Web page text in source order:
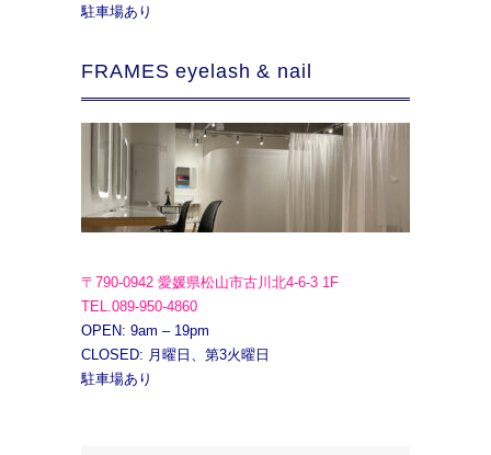
駐車場あり
FRAMES eyelash & nail
〒790-0942 愛媛県松山市古川北4-6-3 1F
TEL.089-950-4860
OPEN: 9am – 19pm
CLOSED: 月曜日、第3火曜日
駐車場あり